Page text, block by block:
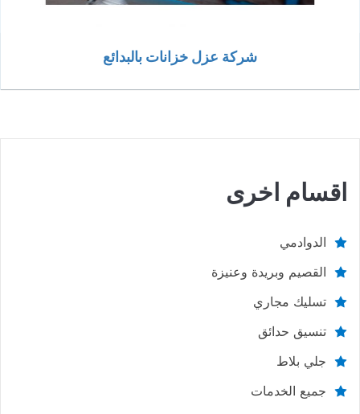
شركة عزل خزانات بالبدائع
اقسام اخرى
الدوادمي
القصيم وبريدة وعنيزة
تسليك مجاري
تنسيق حدائق
جلي بلاط
جميع الخدمات